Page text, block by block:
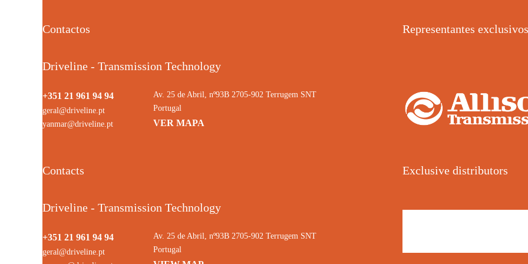
Contactos
Driveline - Transmission Technology
+351 21 961 94 94
geral@driveline.pt
yanmar@driveline.pt
Av. 25 de Abril, nº93B 2705-902 Terrugem SNT
Portugal
VER MAPA
Representantes exclusivos
Contacts
Driveline - Transmission Technology
+351 21 961 94 94
geral@driveline.pt
Av. 25 de Abril, nº93B 2705-902 Terrugem SNT
Portugal
Exclusive distributors